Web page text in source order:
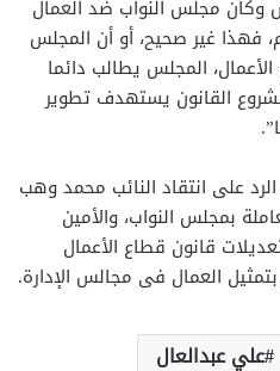
وكأن مجلس النواب ضد العمال
فهذا غير صحيح، أو أن المجلس
المجلس يطالب دائما
القانون يستهدف تطوير
على انتقاد النائب محمد وهب
بمجلس النواب، والأمين
قانون قطاع الأعمال
العمال فى مجالس الإدارة.
علي عبدالعال